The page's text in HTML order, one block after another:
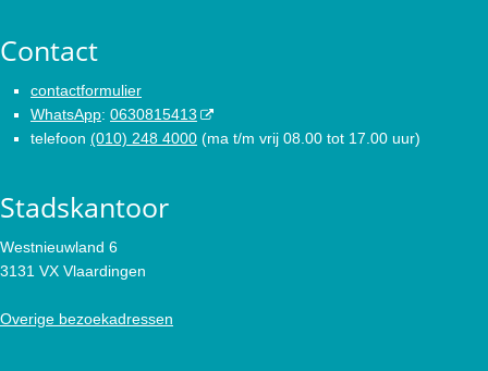
Contact
contactformulier
WhatsApp: 0630815413
telefoon (010) 248 4000 (ma t/m vrij 08.00 tot 17.00 uur)
Stadskantoor
Westnieuwland 6
3131 VX Vlaardingen
Overige bezoekadressen